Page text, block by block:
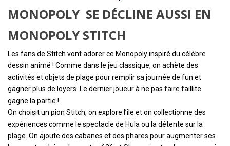
MONOPOLY SE DÉCLINE AUSSI EN
MONOPOLY STITCH
Les fans de Stitch vont adorer ce Monopoly inspiré du célèbre
dessin animé ! Comme dans le jeu classique, on achète des
activités et objets de plage pour remplir sa journée de fun et
gagner plus de loyers. Le dernier joueur à ne pas faire faillite
gagne la partie !
On choisit un pion Stitch, on explore l’île et on collectionne des
expériences comme le spectacle de Hula ou la détente sur la
plage. On ajoute des cabanes et des phares pour augmenter ses